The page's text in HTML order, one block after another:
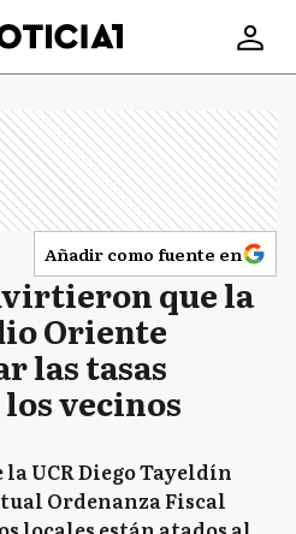
Añadir como fuente en
que la
Oriente
las tasas
vecinos
UCR Diego Tayeldín
Ordenanza Fiscal